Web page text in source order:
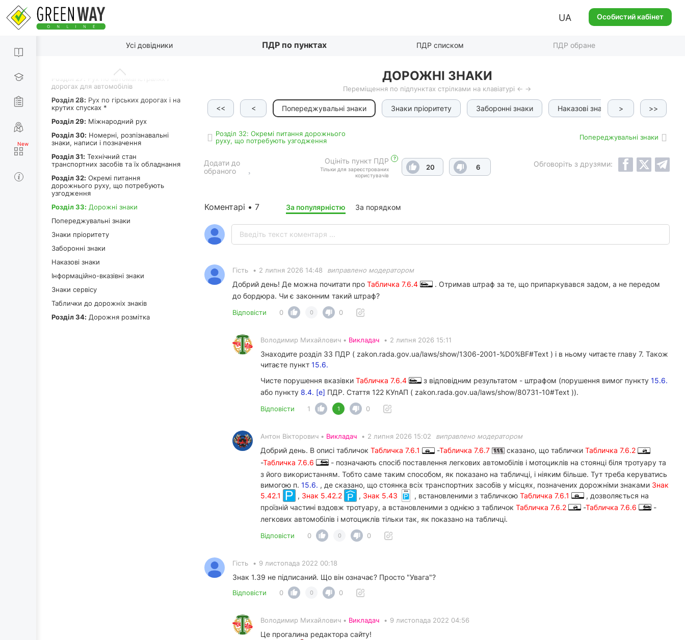
UA Особистий кабінет
Усі довідники ПДР по пунктах ПДР списком ПДР обране
експлуатація транспортних составів
Роздiл 24:Навчальна їзда
дорогах для автомобілів
Роздiл 28: Рух по гірських дорогах і на
крутих спусках *
Роздiл 29: Міжнародний рух
Роздiл 30: Номерні, розпізнавальні
знаки, написи і позначення
Роздiл 31: Технічний стан
транспортних засобів та їх обладнання
Роздiл 32: Окремі питання
дорожнього руху, що потребують
узгодження
Роздiл 33: Дорожні знаки
Попереджувальні знаки
Знаки пріоритету
Заборонні знаки
Наказові знаки
Інформаційно-вказівні знаки
Знаки сервісу
Таблички до дорожніх знаків
Роздiл 34: Дорожня розмітка
ДОРОЖНІ ЗНАКИ
Переміщення по підпунктах стрілками на клавіатурі ← →
<< < Попереджувальні знаки Знаки пріоритету Заборонні знаки Наказові знаки >>
>
Роздiл 32: Окремі питання дорожнього
руху, що потребують узгодження
Попереджувальні знаки
Оцініть пункт ПДР ?
Тільки для зареєстрованих
користувачів
20 6
Додати до
обраного
Обговоріть з друзями:
Коментарі • 7 За популярністю За порядком
Гість • 2 липня 2026 14:48 виправлено модератором
Добрий день! Де можна почитати про Табличка 7.6.4
. Отримав штраф за те, що припаркувався задом, а не передом
до бордюра. Чи є законним такий штраф?
Відповісти 0 0 0
Володимир Михайлович • Викладач • 2 липня 2026 15:11
Знаходите розділ 33 ПДР ( zakon.rada.gov.ua/laws/show/1306-2001-%D0%BF#Text ) і в ньому читаєте главу 7. Також
читаєте пункт 15.6.
Чисте порушення вказівки Табличка 7.6.4 з відповідним результатом - штрафом (порушення вимог пункту 15.6.
або пункту 8.4. [е] ПДР. Стаття 122 КУпАП ( zakon.rada.gov.ua/laws/show/80731-10#Text )).
Відповісти 1 1 0
Антон Вікторович • Викладач • 2 липня 2026 15:02 виправлено модератором
Добрий день. В описі табличок Табличка 7.6.1 -Табличка 7.6.7 сказано, що таблички Табличка 7.6.2
-Табличка 7.6.6
- позначають спосіб поставлення легкових автомобілів і мотоциклів на стоянці біля тротуару та
з його використанням. Тобто саме таким способом, як показано на табличці, і ніяким більше. Тут треба керуватись
вимогою п. 15.6. , де сказано, що стоянка всіх транспортних засобів у місцях, позначених дорожніми знаками Знак
5.42.1
, Знак 5.42.2 , Знак 5.43 , встановленими з табличкою Табличка 7.6.1
, дозволяється на
проїзній частині вздовж тротуару, а встановленими з однією з табличок Табличка 7.6.2 -Табличка 7.6.6
-
легкових автомобілів і мотоциклів тільки так, як показано на табличці.
Відповісти 0 0 0
Гість • 9 листопада 2022 00:18
Знак 1.39 не підписаний. Що він означає? Просто "Увага"?
Відповісти 0 0 0
Володимир Михайлович • Викладач • 9 листопада 2022 04:56
Це прогалина редактора сайту!